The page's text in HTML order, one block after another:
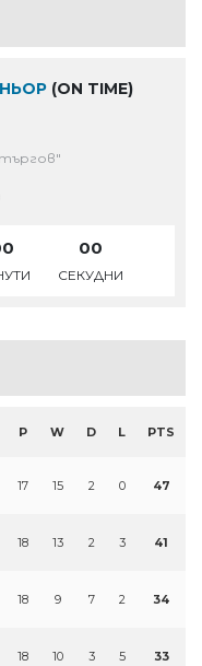
(ON TIME)
00
СЕКУДНИ
P W D L PTS
17 15 2 0 47
18 13 2 3 41
18 9 7 2 34
18 10 3 5 33